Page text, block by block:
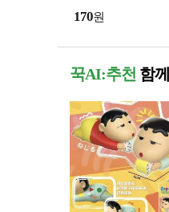
170원
꾹AI:추천 함